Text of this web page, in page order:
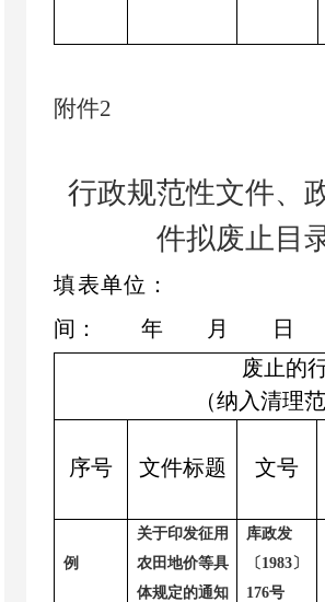
附件2
行政规范性文件、
件拟废止目
填表单位：
间：
年 月
日
废止的
（纳入清理
序号 文件标题 文号
例
关于印发征用
农田地价等具
体规定的通知
库政发
〔 1983〕
176号